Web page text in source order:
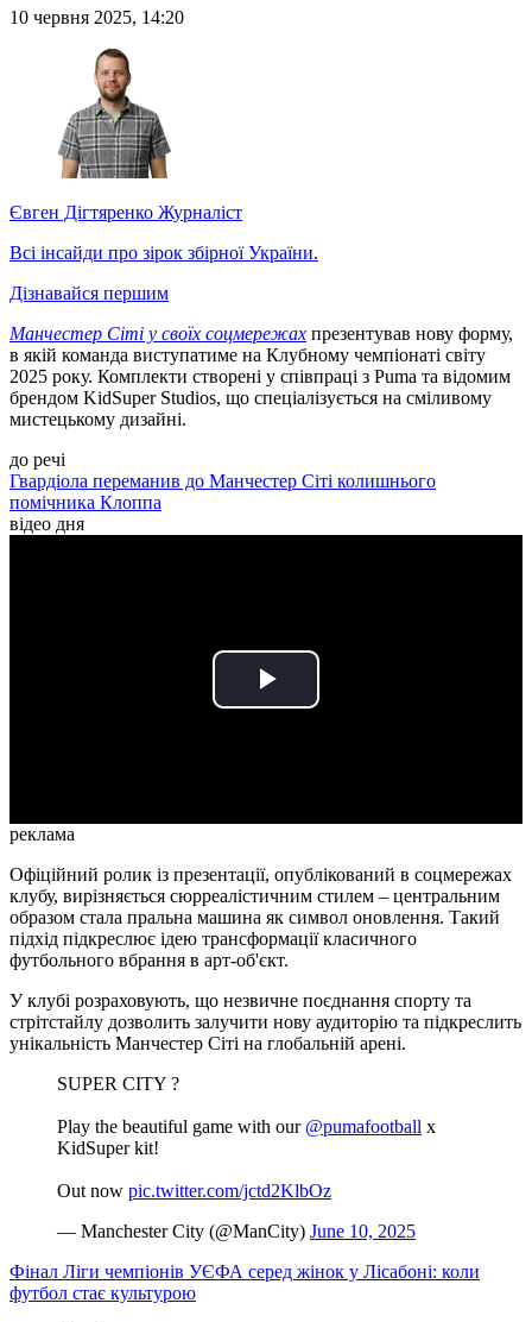
10 червня 2025, 14:20
Євген Дігтяренко Журналіст
Всі інсайди про зірок збірної України.
Дізнавайся першим
Манчестер Сіті у своїх соцмережах презентував нову форму,
в якій команда виступатиме на Клубному чемпіонаті світу
2025 року. Комплекти створені у співпраці з Puma та відомим
брендом KidSuper Studios, що спеціалізується на сміливому
мистецькому дизайні.
до речі
Гвардіола переманив до Манчестер Сіті колишнього
помічника Клоппа
відео дня
Play
реклама
Офіційний ролик із презентації, опублікований в соцмережах
клубу, вирізняється сюрреалістичним стилем – центральним
образом стала пральна машина як символ оновлення. Такий
підхід підкреслює ідею трансформації класичного
футбольного вбрання в арт-об'єкт.
У клубі розраховують, що незвичне поєднання спорту та
стрітстайлу дозволить залучити нову аудиторію та підкреслить
унікальність Манчестер Сіті на глобальній арені.
SUPER CITY ?
Play the beautiful game with our @pumafootball x
KidSuper kit!
Out now pic.twitter.com/jctd2KlbOz
— Manchester City (@ManCity) June 10, 2025
Фінал Ліги чемпіонів УЄФА серед жінок у Лісабоні: коли
футбол стає культурою